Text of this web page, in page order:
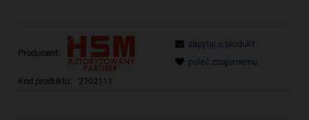
Producent:
Kod produktu: 2102111
zapytaj o produkt
poleć znajomemu